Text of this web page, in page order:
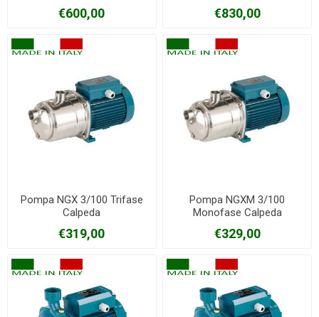
€600,00 €830,00
Pompa NGX 3/100 Trifase
Calpeda
€319,00
Pompa NGXM 3/100
Monofase Calpeda
€329,00